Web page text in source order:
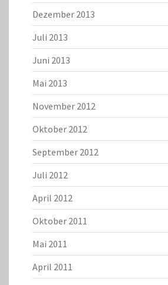
Dezember 2013
Juli 2013
Juni 2013
Mai 2013
November 2012
Oktober 2012
September 2012
Juli 2012
April 2012
Oktober 2011
Mai 2011
April 2011